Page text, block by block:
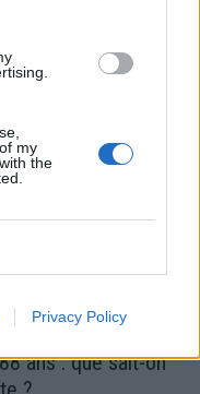
my
the
Privacy Policy
ans : que sait-on